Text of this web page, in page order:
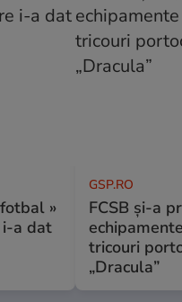
»
i-a dat
GSP.RO
FCSB și-a
tricouri
„Dracula”